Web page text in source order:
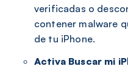
verificadas o
contener malware
de tu iPhone.
Activa Buscar mi